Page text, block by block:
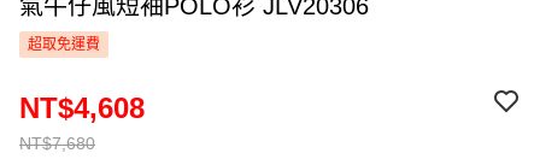
氣牛仔風短袖POLO衫 JLV20306
超取免運費
NT$7,680
NT$4,608